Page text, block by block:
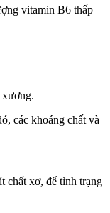
vitamin B6 thấp
xương.
các khoáng chất và
chất xơ, để tình trạng